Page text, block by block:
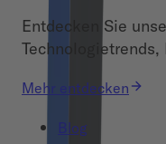
Entdecken Sie
Mehr entdecken
Blog